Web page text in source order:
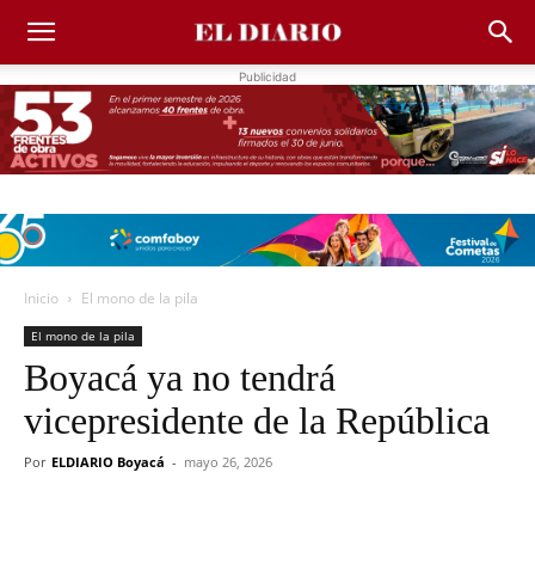
Publicidad
Inicio El mono de la pila
El mono de la pila
Boyacá ya no tendrá
vicepresidente de la República
Por ELDIARIO Boyacá - mayo 26, 2026